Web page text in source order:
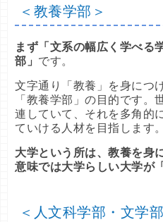
＜教養学部＞
まず「文系の幅広く学べる
部」 です。
文字通り「教養」を身につ
「教養学部」の目的です。
連していて、それを多角的
ていける人材を目指します。
大学という所は、教養を身
意味では大学らしい大学が
＜人文科学部・文学